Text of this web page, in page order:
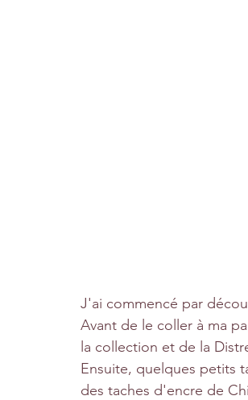
J'ai commencé par
Avant de le coller à ma
la collection et de la
Ensuite, quelques petits
des taches d'encre de